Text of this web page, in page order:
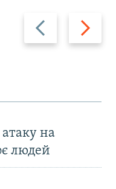
Назад Вперед
на
людей